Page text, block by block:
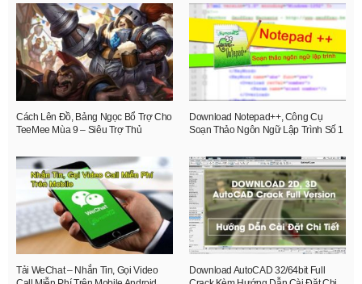
Cách Lên Đồ, Bảng Ngọc Bổ Trợ Cho
TeeMee Mùa 9 – Siêu Trợ Thủ
Download Notepad++, Công Cụ
Soạn Thảo Ngôn Ngữ Lập Trình Số 1
Tải WeChat – Nhắn Tin, Gọi Video
Download AutoCAD 32/64bit Full